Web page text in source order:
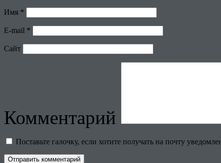
Имя *
E-mail *
Сайт
Комментарий
Поставьте галочку, если хотите получать на почту